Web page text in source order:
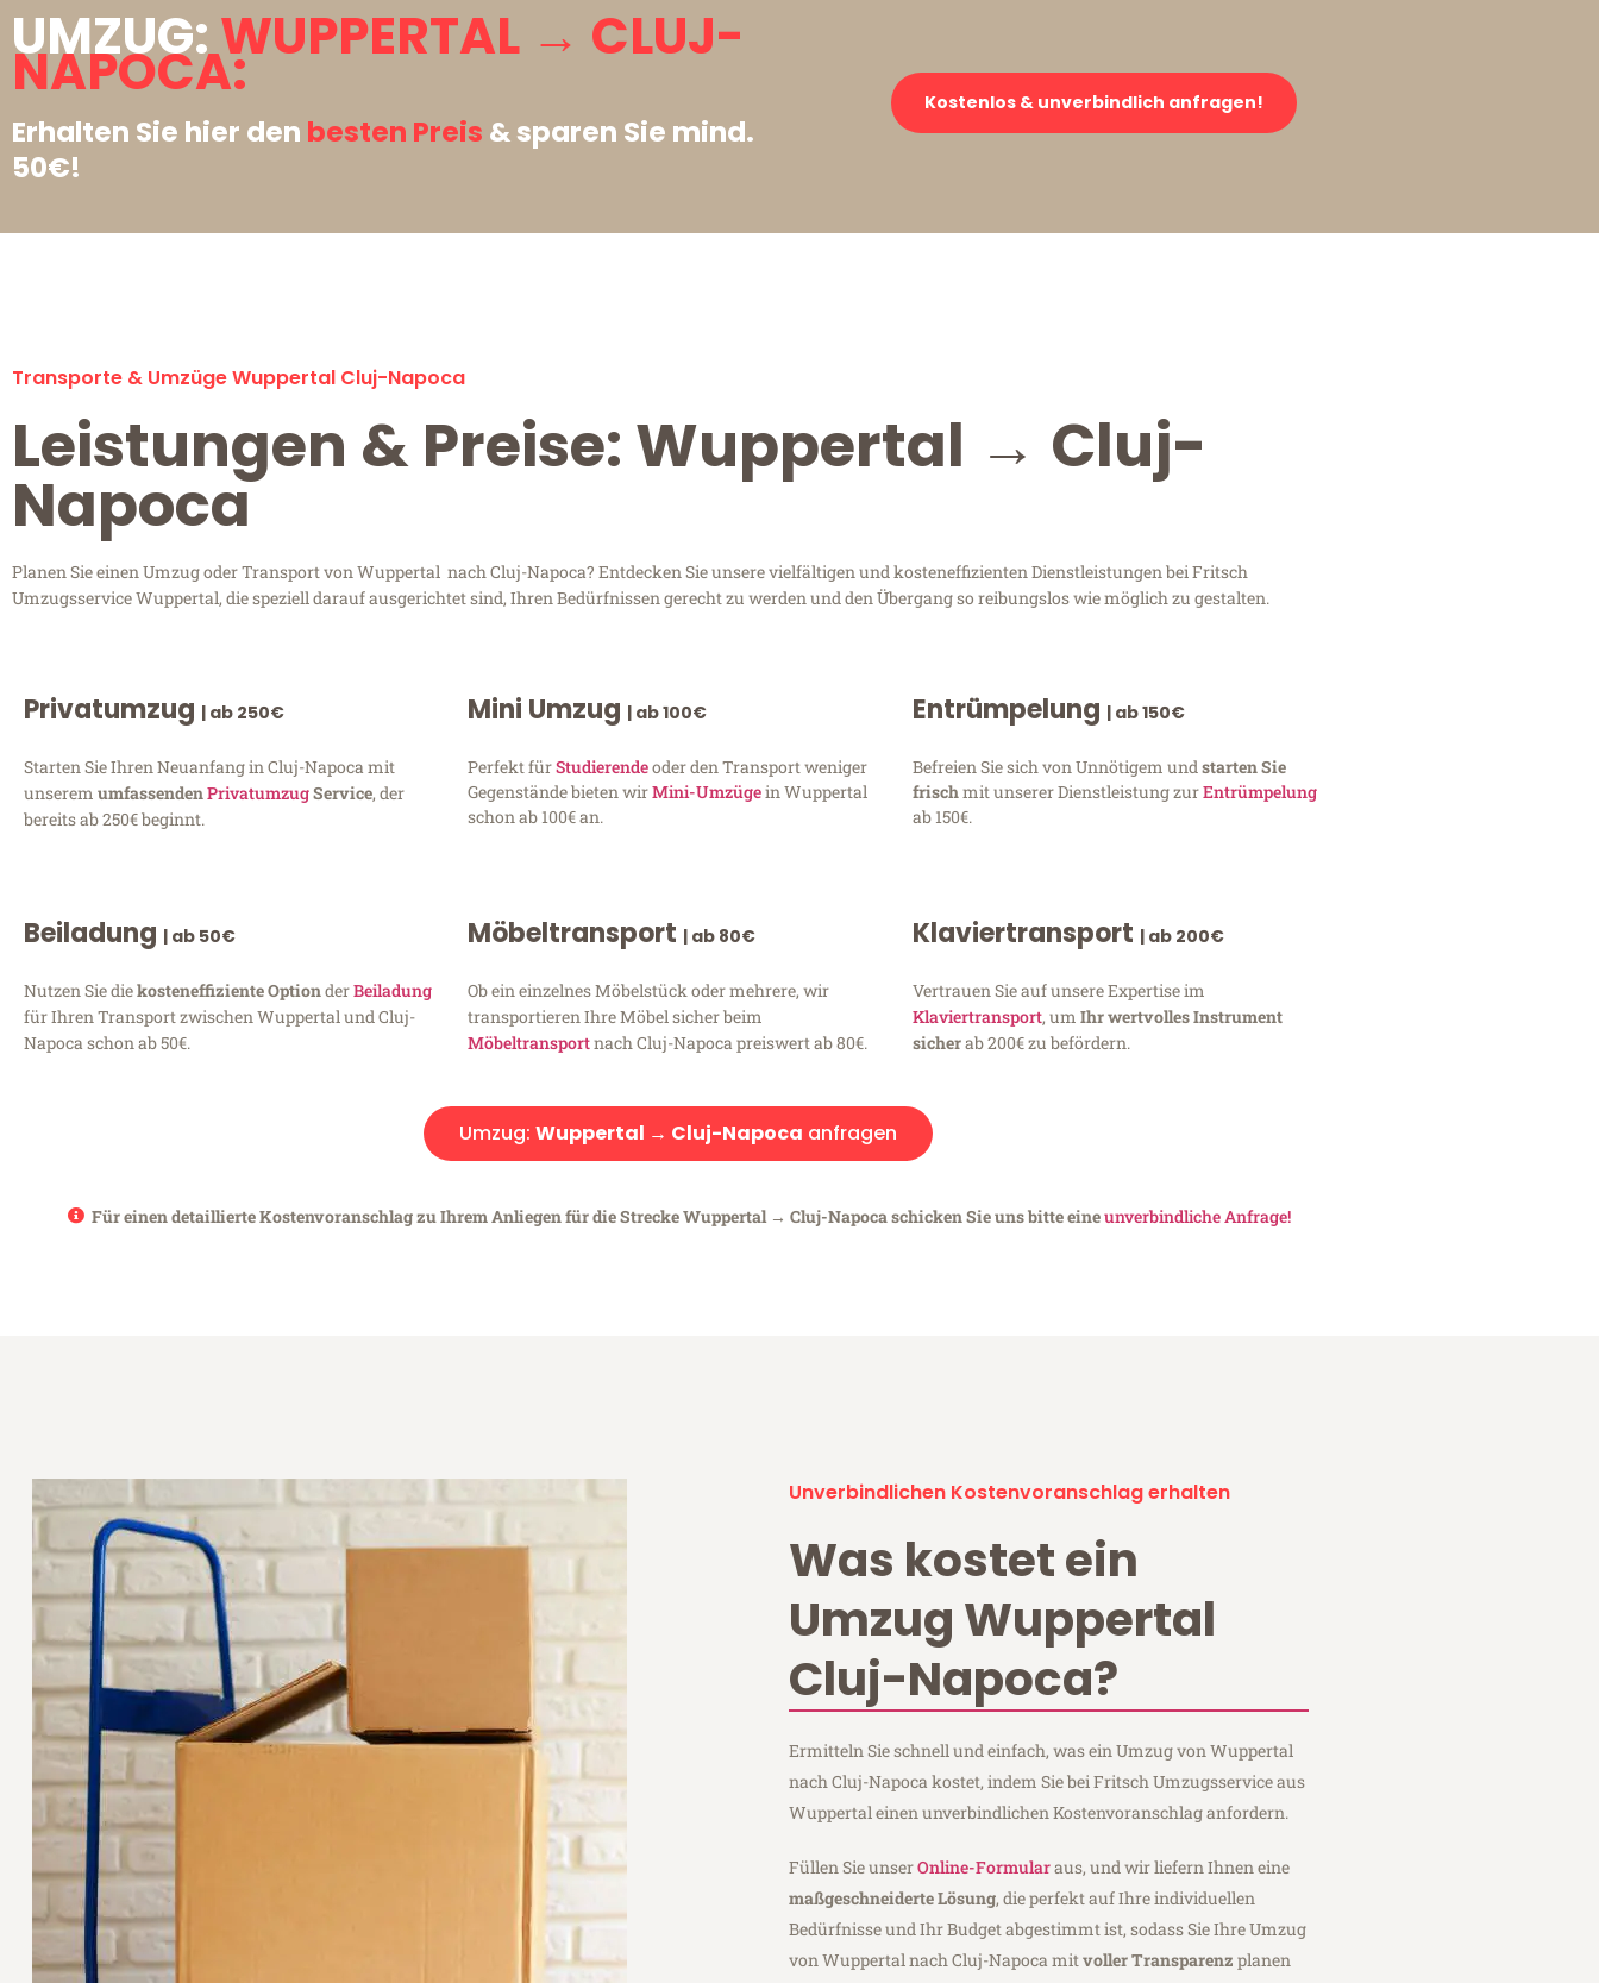
UMZUG:WUPPERTAL → CLUJ-
NAPOCA:
Erhalten Sie hier den besten Preis & sparen Sie mind.
50€!
Kostenlos & unverbindlich anfragen!
Transporte & Umzüge Wuppertal Cluj-Napoca
Leistungen & Preise: Wuppertal → Cluj-
Napoca
Planen Sie einen Umzug oder Transport von Wuppertal nach Cluj-Napoca? Entdecken Sie unsere vielfältigen und kosteneffizienten Dienstleistungen bei Fritsch
Umzugsservice Wuppertal, die speziell darauf ausgerichtet sind, Ihren Bedürfnissen gerecht zu werden und den Übergang so reibungslos wie möglich zu gestalten.
Privatumzug | ab 250€
Starten Sie Ihren Neuanfang in Cluj-Napoca mit
unserem umfassendenPrivatumzugService, der
bereits ab 250€ beginnt.
Mini Umzug | ab 100€
Perfekt fürStudierendeoder den Transport weniger
Gegenstände bieten wirMini-Umzügein Wuppertal
schon ab 100€ an.
Entrümpelung | ab 150€
Befreien Sie sich von Unnötigem undstarten Sie
frischmit unserer Dienstleistung zurEntrümpelung
ab 150€.
Beiladung | ab 50€
Nutzen Sie diekosteneffiziente OptionderBeiladung
für Ihren Transport zwischen Wuppertal und Cluj-
Napoca schon ab 50€.
Möbeltransport | ab 80€
Ob ein einzelnes Möbelstück oder mehrere, wir
transportieren Ihre Möbel sicher beim
Möbeltransportnach Cluj-Napoca preiswert ab 80€.
Klaviertransport | ab 200€
Vertrauen Sie auf unsere Expertise im
Klaviertransport, um Ihr wertvolles Instrument
sicherab 200€ zu befördern.
Umzug: Wuppertal → Cluj-Napoca anfragen
Für einen detaillierte Kostenvoranschlag zu Ihrem Anliegen für die Strecke Wuppertal → Cluj-Napoca schicken Sie uns bitte eineunverbindliche Anfrage!
Unverbindlichen Kostenvoranschlag erhalten
Was kostet ein
Umzug Wuppertal
Cluj-Napoca?
Ermitteln Sie schnell und einfach, was ein Umzug von Wuppertal
nach Cluj-Napoca kostet, indem Sie bei Fritsch Umzugsservice aus
Wuppertal einen unverbindlichen Kostenvoranschlag anfordern.
Füllen Sie unserOnline-Formularaus, und wir liefern Ihnen eine
maßgeschneiderte Lösung, die perfekt auf Ihre individuellen
Bedürfnisse und Ihr Budget abgestimmt ist, sodass Sie Ihre Umzug
von Wuppertal nach Cluj-Napoca mitvoller Transparenz planen